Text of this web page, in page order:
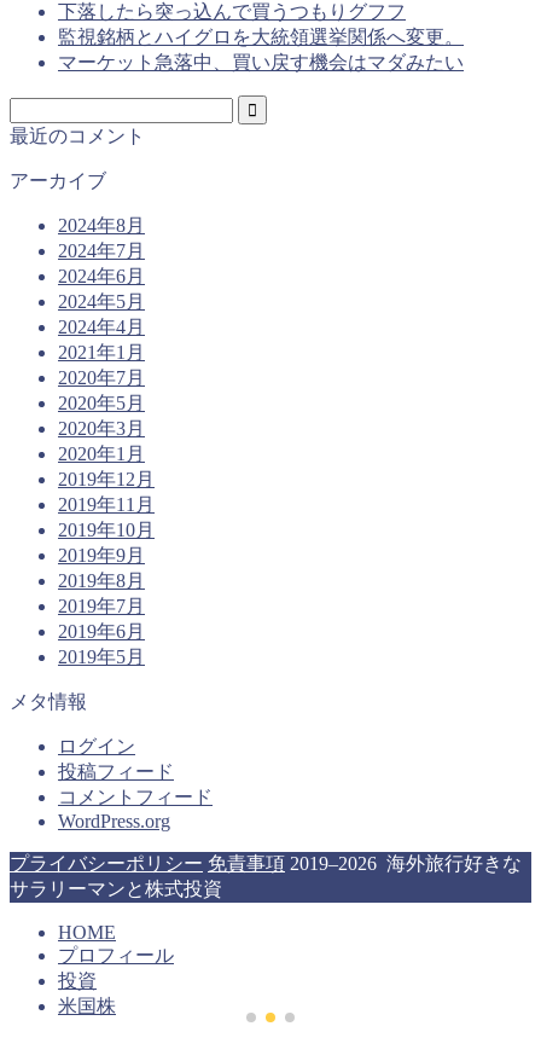
下落したら突っ込んで買うつもりグフフ
監視銘柄とハイグロを大統領選挙関係へ変更。
マーケット急落中、買い戻す機会はマダみたい
最近のコメント
アーカイブ
2024年8月
2024年7月
2024年6月
2024年5月
2024年4月
2021年1月
2020年7月
2020年5月
2020年3月
2020年1月
2019年12月
2019年11月
2019年10月
2019年9月
2019年8月
2019年7月
2019年6月
2019年5月
メタ情報
ログイン
投稿フィード
コメントフィード
WordPress.org
プライバシーポリシー 免責事項 2019–2026 海外旅行好きな
サラリーマンと株式投資
HOME
プロフィール
投資
米国株